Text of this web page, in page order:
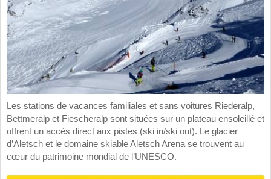
Les stations de vacances familiales et sans voitures Riederalp,
Bettmeralp et Fiescheralp sont situées sur un plateau ensoleillé et
offrent un accès direct aux pistes (ski in/ski out). Le glacier
d’Aletsch et le domaine skiable Aletsch Arena se trouvent au
cœur du patrimoine mondial de l’UNESCO.